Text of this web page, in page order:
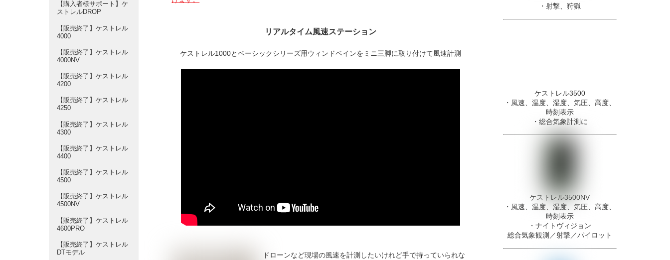
【購入者様サポート】ケ
ストレルDROP
【販売終了】ケストレル
4000
【販売終了】ケストレル
4000NV
【販売終了】ケストレル
4200
【販売終了】ケストレル
4250
【販売終了】ケストレル
4300
【販売終了】ケストレル
4400
【販売終了】ケストレル
4500
【販売終了】ケストレル
4500NV
【販売終了】ケストレル
4600PRO
【販売終了】ケストレル
DTモデル
リアルタイム風速ステーション
ケストレル1000とベーシックシリーズ用ウィンドベインをミニ三脚に取り付けて風速計測
ドローンなど現場の風速を計測したいけれど手で持っていられな
・射撃、狩猟
ケストレル3500
・風速、温度、湿度、気圧、高度、
時刻表示
・ 総合気象計測に
ケストレル3500NV
・風速、温度、湿度、気圧、高度、
時刻表示
・ナイトヴィジョン
総合気象観測／射撃／パイロット